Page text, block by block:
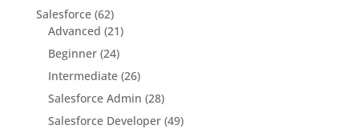
Salesforce(62)
Advanced (21)
Beginner(24)
Intermediate(26)
Salesforce Admin (28)
Salesforce Developer(49)